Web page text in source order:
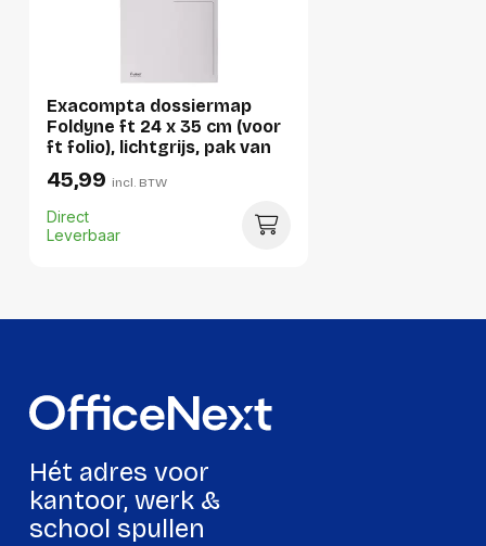
Hoogte:
246 millimeter
Lengte:
375 millimeter
Gewicht:
Per pallet
Breedte:
-
Lengte:
-
Exacompta dossiermap
Foldyne ft 24 x 35 cm (voor
ft folio), lichtgrijs, pak van
50 stuks
45,99 incl. BTW
Direct
Leverbaar
Hét adres voor
kantoor, werk &
school spullen